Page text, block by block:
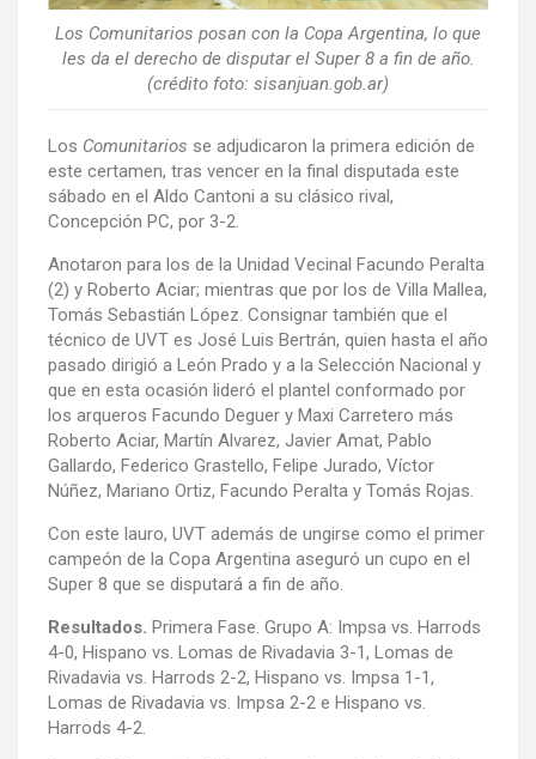
Los Comunitarios posan con la Copa Argentina, lo que
les da el derecho de disputar el Super 8 a fin de año.
(crédito foto: sisanjuan.gob.ar)
Los Comunitarios se adjudicaron la primera edición de
este certamen, tras vencer en la final disputada este
sábado en el Aldo Cantoni a su clásico rival,
Concepción PC, por 3-2.
Anotaron para los de la Unidad Vecinal Facundo Peralta
(2) y Roberto Aciar; mientras que por los de Villa Mallea,
Tomás Sebastián López. Consignar también que el
técnico de UVT es José Luis Bertrán, quien hasta el año
pasado dirigió a León Prado y a la Selección Nacional y
que en esta ocasión lideró el plantel conformado por
los arqueros Facundo Deguer y Maxi Carretero más
Roberto Aciar, Martín Alvarez, Javier Amat, Pablo
Gallardo, Federico Grastello, Felipe Jurado, Víctor
Núñez, Mariano Ortiz, Facundo Peralta y Tomás Rojas.
Con este lauro, UVT además de ungirse como el primer
campeón de la Copa Argentina aseguró un cupo en el
Super 8 que se disputará a fin de año.
Resultados. Primera Fase. Grupo A: Impsa vs. Harrods
4-0, Hispano vs. Lomas de Rivadavia 3-1, Lomas de
Rivadavia vs. Harrods 2-2, Hispano vs. Impsa 1-1,
Lomas de Rivadavia vs. Impsa 2-2 e Hispano vs.
Harrods 4-2.